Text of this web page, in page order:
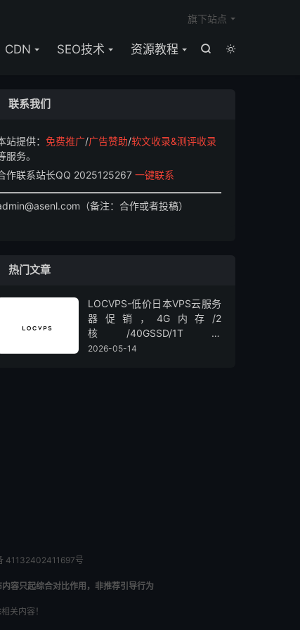


CDN SEO技术 资源教程
旗下站点
联系我们
站提供： 免费推广/广告赞助/软文收录&测评收录
服务。
作联系站长QQ 2025125267 一键联系
（备注：合作或者投稿）
热门文章
LOCVPS-低价日本VPS云服务
器促销，4G内存/2
核/40GSSD/1T流
量/450Mbps带宽，低至36元/
2026-05-14
41132402411697号
容只起综合对比作用，非推荐引导行为
关内容！